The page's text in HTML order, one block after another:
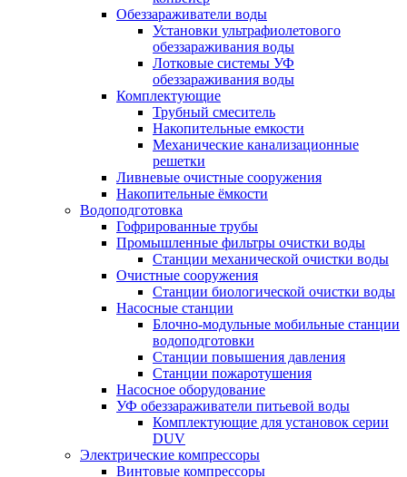
Обеззараживатели воды
Установки ультрафиолетового
обеззараживания воды
Лотковые системы УФ
обеззараживания воды
Комплектующие
Трубный смеситель
Накопительные емкости
Механические канализационные
решетки
Ливневые очистные сооружения
Накопительные ёмкости
Водоподготовка
Гофрированные трубы
Промышленные фильтры очистки воды
Станции механической очистки воды
Очистные сооружения
Станции биологической очистки воды
Насосные станции
Блочно-модульные мобильные станции
водоподготовки
Станции повышения давления
Станции пожаротушения
Насосное оборудование
УФ обеззараживатели питьевой воды
Комплектующие для установок серии
DUV
Электрические компрессоры
Винтовые компрессоры